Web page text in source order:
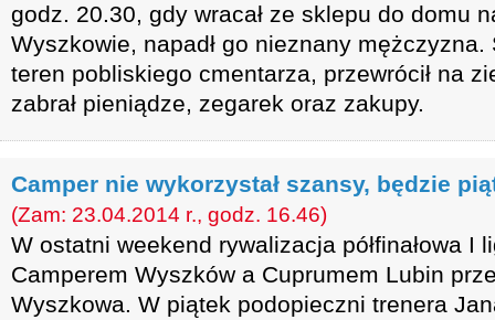
godz. 20.30, gdy wracał ze sklepu do domu
Wyszkowie, napadł go nieznany mężczyzna.
teren pobliskiego cmentarza, przewrócił na
zabrał pieniądze, zegarek oraz zakupy.
Camper nie wykorzystał szansy, będzie
(Zam: 23.04.2014 r., godz. 16.46)
W ostatni weekend rywalizacja półfinałowa I
Camperem Wyszków a Cuprumem Lubin
Wyszkowa. W piątek podopieczni trenera